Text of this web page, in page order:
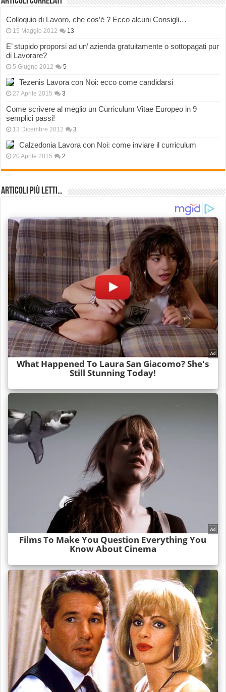
Colloquio di Lavoro, che cos’è ? Ecco alcuni Consigli…
15 Maggio 2012 13
E’ stupido proporsi ad un’ azienda gratuitamente o sottopagati pur
di Lavorare?
5 Giugno 2012 5
Tezenis Lavora con Noi: ecco come candidarsi
27 Aprile 2015 3
Come scrivere al meglio un Curriculum Vitae Europeo in 9
semplici passi!
13 Dicembre 2012 3
Calzedonia Lavora con Noi: come inviare il curriculum
20 Aprile 2015 2
Articoli più Letti…